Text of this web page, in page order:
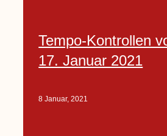
Tempo-Kontrollen
17. Januar 2021
8 Januar, 2021